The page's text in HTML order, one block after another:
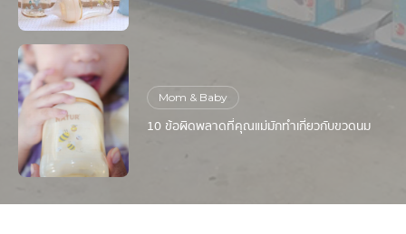
Mom & Baby
10 ข้อผิดพลาดที่คุณแม่มักทำเกี่ยวกับขวดนม